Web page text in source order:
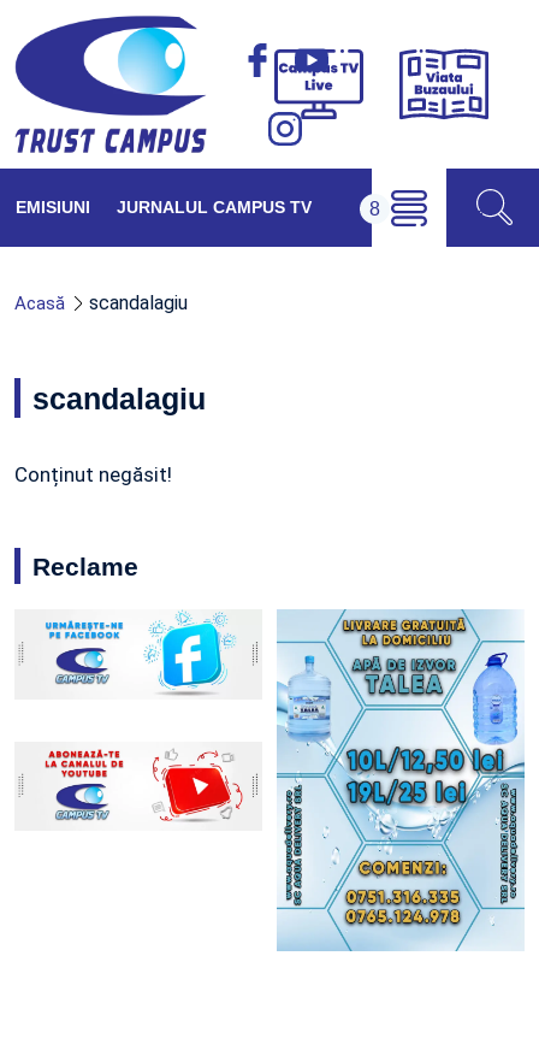
Campus
Viața
EMISIUNI JURNALUL CAMPUS TV
Acasă scandalagiu
scandalagiu
Conținut negăsit!
Reclame